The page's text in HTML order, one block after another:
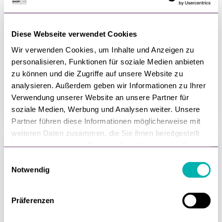
Diese Webseite verwendet Cookies
Wir verwenden Cookies, um Inhalte und Anzeigen zu
personalisieren, Funktionen für soziale Medien anbieten
zu können und die Zugriffe auf unsere Website zu
analysieren. Außerdem geben wir Informationen zu Ihrer
Verwendung unserer Website an unsere Partner für
soziale Medien, Werbung und Analysen weiter. Unsere
Partner führen diese Informationen möglicherweise mit
weiteren Daten zusammen, die Sie ihnen bereitgestellt
Notwendig
Präferenzen
81
NPS Score 2024